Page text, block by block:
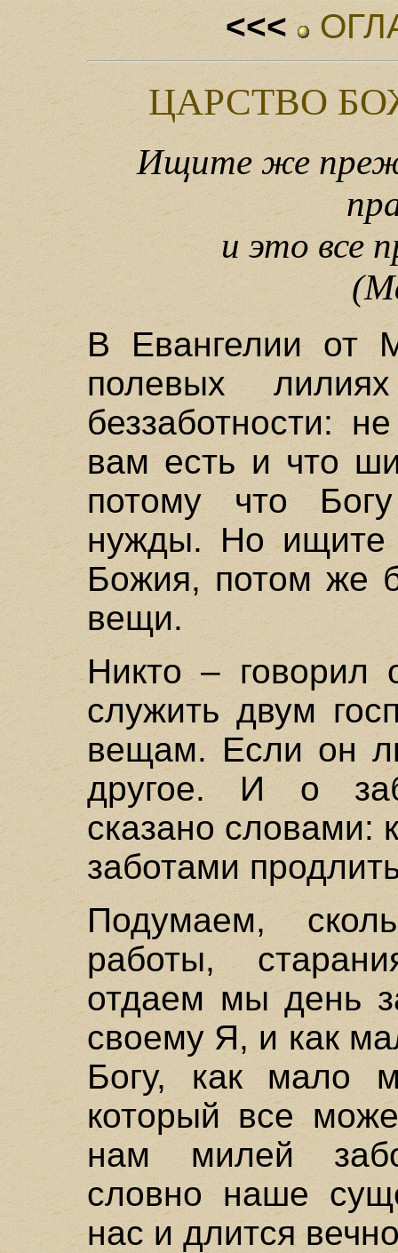
<<<
ЦАРСТВО
Ищите же
и это все
В Евангелии от
полевых
беззаботности:
вам есть и что
потому что
нужды. Но ищите
Божия, потом же
вещи.
Никто –
служить двум
вещам. Если он
другое. И о
сказано словами:
заботами
Подумаем,
работы,
отдаем мы день
своему Я, и как
Богу, как мало
который все
нам милей
словно наше
нас и длится